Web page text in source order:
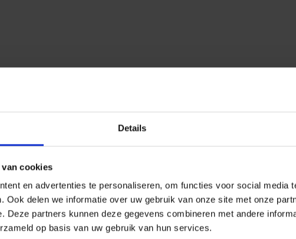
Details
cookies
en advertenties te personaliseren, om functies voor social media
Ook delen we informatie over uw gebruik van onze site met onze
Deze partners kunnen deze gegevens combineren met andere
op basis van uw gebruik van hun services.
raadpleeg dan de IPID-fiches van de producten die u wilt
van de